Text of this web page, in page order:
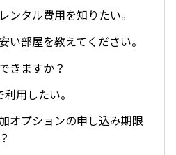
ンタル費用を知りたい。
い部屋を教えてください。
きますか？
用したい。
オプションの申し込み期限